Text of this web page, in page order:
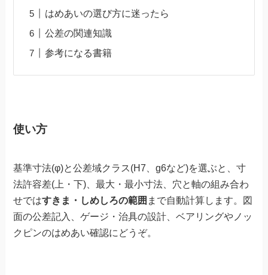
はめあいの選び方に迷ったら
公差の関連知識
参考になる書籍
使い方
基準寸法(φ)と公差域クラス(H7、g6など)を選ぶと、寸
法許容差(上・下)、最大・最小寸法、穴と軸の組み合わ
せではすきま・しめしろの範囲 まで自動計算します。図
面の公差記入、ゲージ・治具の設計、ベアリングやノッ
クピンのはめあい確認にどうぞ。